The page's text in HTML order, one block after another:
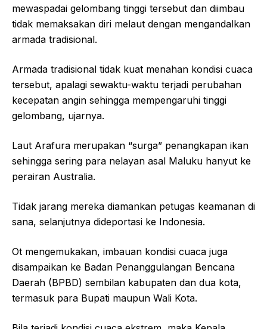
mewaspadai gelombang tinggi tersebut dan diimbau
tidak memaksakan diri melaut dengan mengandalkan
armada tradisional.
Armada tradisional tidak kuat menahan kondisi cuaca
tersebut, apalagi sewaktu-waktu terjadi perubahan
kecepatan angin sehingga mempengaruhi tinggi
gelombang, ujarnya.
Laut Arafura merupakan “surga” penangkapan ikan
sehingga sering para nelayan asal Maluku hanyut ke
perairan Australia.
Tidak jarang mereka diamankan petugas keamanan di
sana, selanjutnya dideportasi ke Indonesia.
Ot mengemukakan, imbauan kondisi cuaca juga
disampaikan ke Badan Penanggulangan Bencana
Daerah (BPBD) sembilan kabupaten dan dua kota,
termasuk para Bupati maupun Wali Kota.